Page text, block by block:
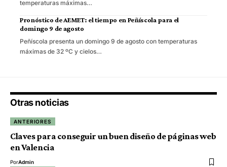
temperaturas máximas…
Pronóstico de AEMET: el tiempo en Peñíscola para el
domingo 9 de agosto
Peñíscola presenta un domingo 9 de agosto con temperaturas
máximas de 32 ºC y cielos…
Otras noticias
ANTERIORES
Claves para conseguir un buen diseño de páginas web
en Valencia
PorAdmin